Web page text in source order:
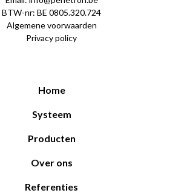
BTW-nr: BE 0805.320.724
Algemene voorwaarden
Privacy policy
Home
Systeem
Producten
Over ons
Referenties